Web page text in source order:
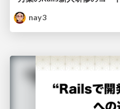
nay3